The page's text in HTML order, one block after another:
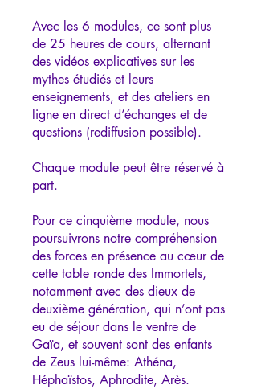
Avec les 6 modules, ce sont plus
de 25 heures de cours, alternant
des vidéos explicatives sur les
mythes étudiés et leurs
enseignements, et des ateliers en
ligne en direct d’échanges et de
questions (rediffusion possible).
Chaque module peut être réservé à
part.
Pour ce cinquième module, nous
poursuivrons notre compréhension
des forces en présence au cœur de
cette table ronde des Immortels,
notamment avec des dieux de
deuxième génération, qui n’ont pas
eu de séjour dans le ventre de
Gaïa, et souvent sont des enfants
de Zeus lui-même: Athéna,
Héphaïstos, Aphrodite, Arès.